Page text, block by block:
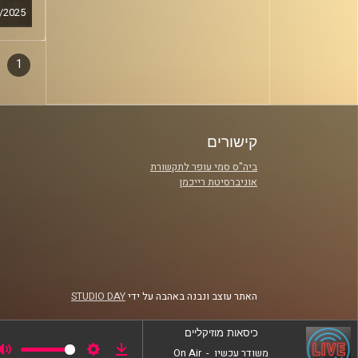
סגירה
1
קישורים
ביה"ס סמי עופר לתקשורת
אוניברסיטת רייכמן
האתר עוצב ונבנה באהבה על ידיSTUDIO DAY
כיסאות מוזיקליים